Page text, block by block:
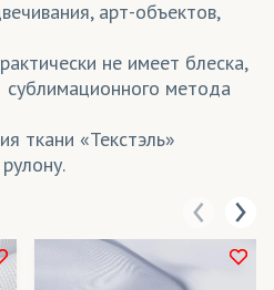
арт-объектов,
не имеет блеска,
метода
ткани «Текстэль»